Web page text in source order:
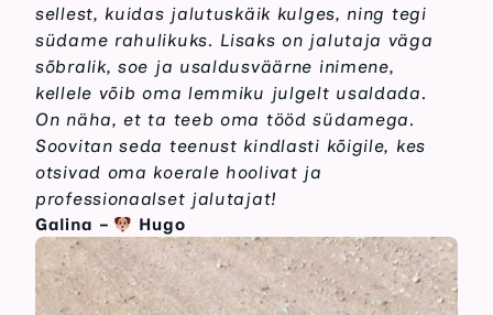
sellest, kuidas jalutuskäik kulges, ning tegi
südame rahulikuks. Lisaks on jalutaja väga
sõbralik, soe ja usaldusväärne inimene,
kellele võib oma lemmiku julgelt usaldada.
On näha, et ta teeb oma tööd südamega.
Soovitan seda teenust kindlasti kõigile, kes
otsivad oma koerale hoolivat ja
professionaalset jalutajat!
Galina – Hugo